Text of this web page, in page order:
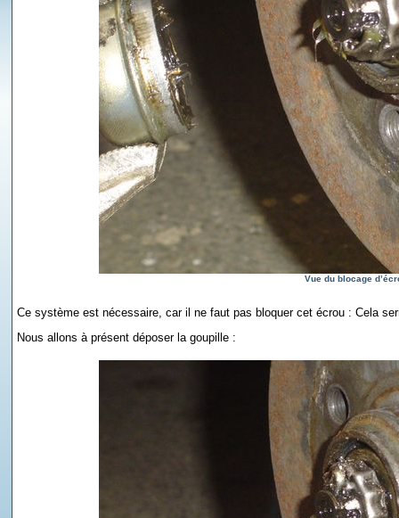
Vue du blocage
Ce système est nécessaire, car il ne faut pas bloquer cet écrou : Cela
Nous allons à présent déposer la goupille :